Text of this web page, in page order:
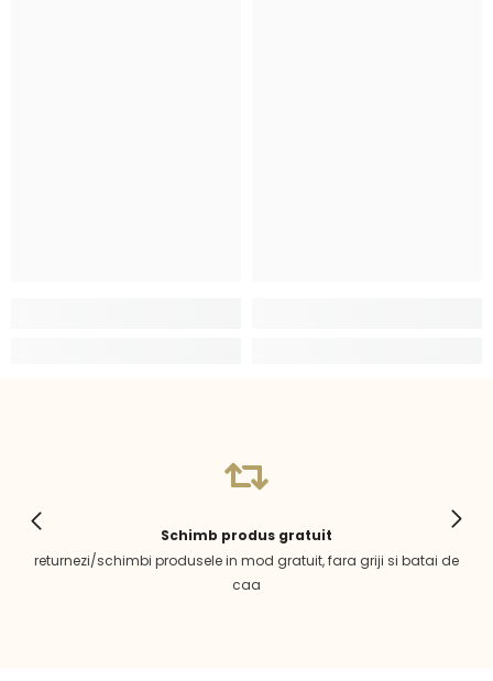
Schimb produs gratuit
returnezi/schimbi produsele in mod gratuit, fara griji si batai de
caa